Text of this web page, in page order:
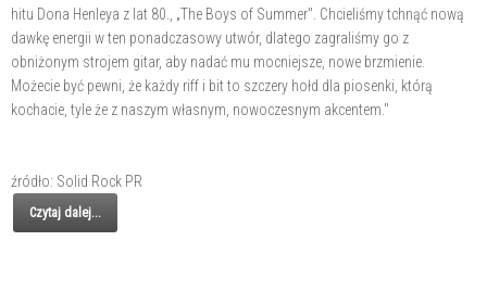
hitu Dona Henleya z lat 80., „The Boys of Summer". Chcieliśmy tchnąć nową
dawkę energii w ten ponadczasowy utwór, dlatego zagraliśmy go z
obniżonym strojem gitar, aby nadać mu mocniejsze, nowe brzmienie.
Możecie być pewni, że każdy riff i bit to szczery hołd dla piosenki, którą
kochacie, tyle że z naszym własnym, nowoczesnym akcentem."
źródło: Solid Rock PR
Czytaj dalej...